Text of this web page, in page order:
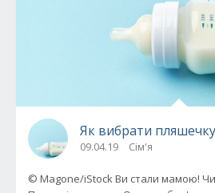
Як вибрати
09.04.19 Сім'я
© Magone/iStock Ви стали мамою! Чи